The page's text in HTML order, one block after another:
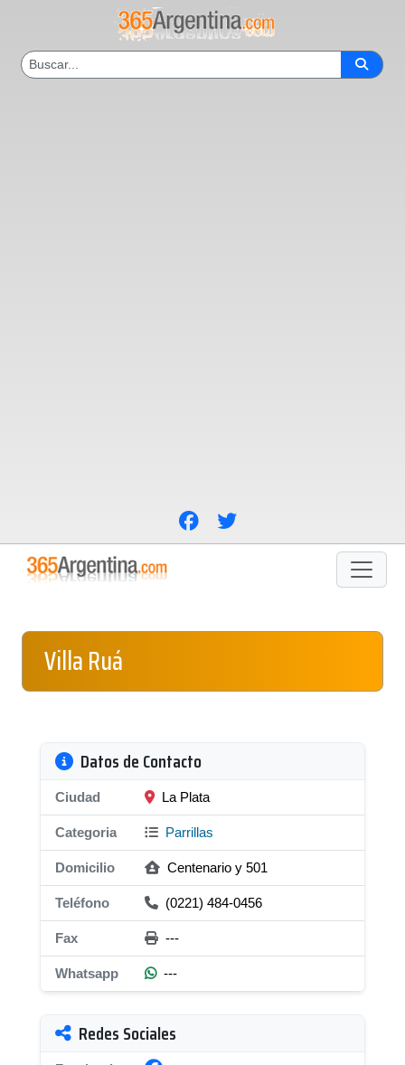
Villa Ruá
Datos de Contacto
Ciudad La Plata
Categoria Parrillas
Domicilio Centenario y 501
Teléfono (0221) 484-0456
Fax ---
Whatsapp ---
Redes Sociales